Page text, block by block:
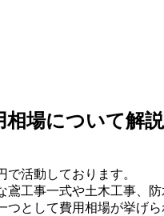
相場について解説
活動しております。
工事一式や土木工事、
として費用相場が挙げら